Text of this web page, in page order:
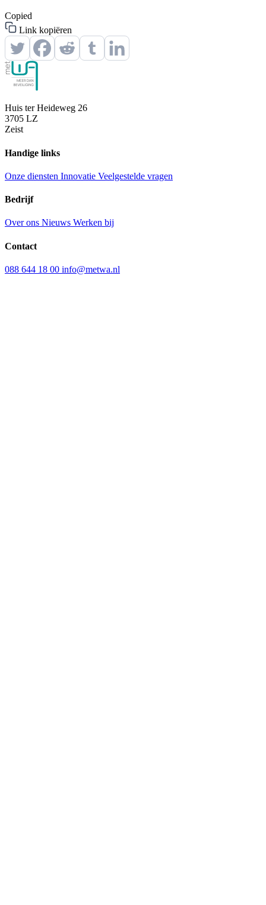
Сopied
Link kopiëren
Huis ter Heideweg 26
3705 LZ
Zeist
Handige links
Onze diensten Innovatie Veelgestelde vragen
Bedrijf
Over ons Nieuws Werken bij
Contact
088 644 18 00 info@metwa.nl